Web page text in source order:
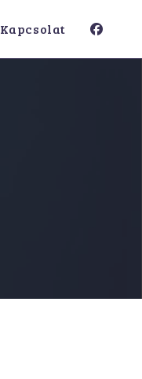
Kapcsolat